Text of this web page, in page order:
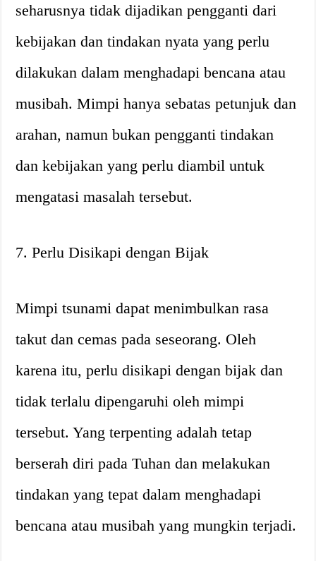
seharusnya tidak dijadikan pengganti dari
kebijakan dan tindakan nyata yang perlu
dilakukan dalam menghadapi bencana atau
musibah. Mimpi hanya sebatas petunjuk dan
arahan, namun bukan pengganti tindakan
dan kebijakan yang perlu diambil untuk
mengatasi masalah tersebut.
7. Perlu Disikapi dengan Bijak
Mimpi tsunami dapat menimbulkan rasa
takut dan cemas pada seseorang. Oleh
karena itu, perlu disikapi dengan bijak dan
tidak terlalu dipengaruhi oleh mimpi
tersebut. Yang terpenting adalah tetap
berserah diri pada Tuhan dan melakukan
tindakan yang tepat dalam menghadapi
bencana atau musibah yang mungkin terjadi.